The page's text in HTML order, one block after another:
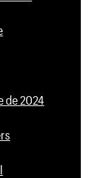
de 2024